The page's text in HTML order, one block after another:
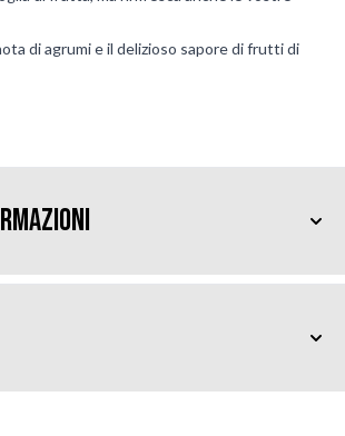
di agrumi e il delizioso sapore di frutti di